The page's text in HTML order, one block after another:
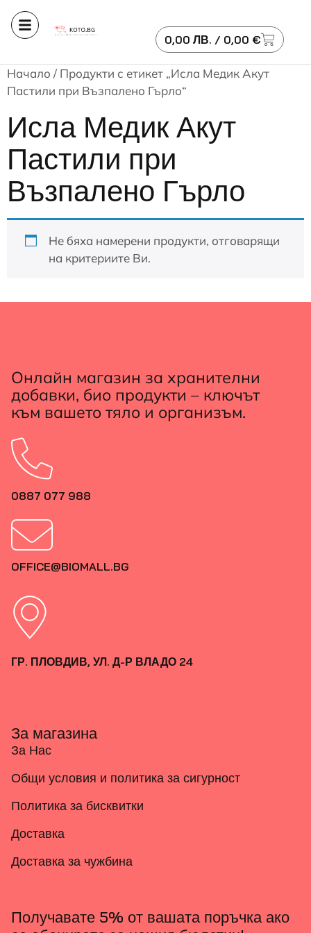
0,00 ЛВ. / 0,00 €
Начало / Продукти с етикет „Исла Медик Акут
Пастили при Възпалено Гърло“
Исла Медик Акут
Пастили при
Възпалено Гърло
Не бяха намерени продукти, отговарящи
на критериите Ви.
Онлайн магазин за хранителни
добавки, био продукти – ключът
към вашето тяло и организъм.
0887 077 988
OFFICE@BIOMALL.BG
ГР. ПЛОВДИВ, УЛ. Д-Р ВЛАДО 24
За магазина
За Нас
Общи условия и политика за сигурност
Политика за бисквитки
Доставка
Доставка за чужбина
Получавате 5% от вашата поръчка ако